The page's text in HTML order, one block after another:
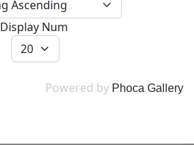
Display Num
Powered by Phoca Gallery